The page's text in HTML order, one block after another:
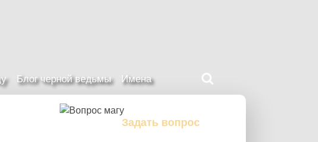
Блог черной ведьмы Имена
сайте
Задать вопрос